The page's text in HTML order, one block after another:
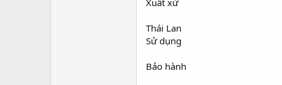
Xuất xứ
Thái Lan
Sử dụng
Bảo hành